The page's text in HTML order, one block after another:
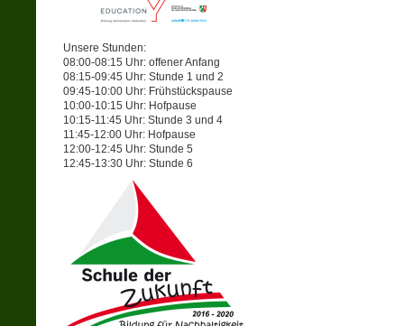
Unsere Stunden:
08:00-08:15 Uhr: offener Anfang
08:15-09:45 Uhr: Stunde 1 und 2
09:45-10:00 Uhr: Frühstückspause
10:00-10:15 Uhr: Hofpause
10:15-11:45 Uhr: Stunde 3 und 4
11:45-12:00 Uhr: Hofpause
12:00-12:45 Uhr: Stunde 5
12:45-13:30 Uhr: Stunde 6